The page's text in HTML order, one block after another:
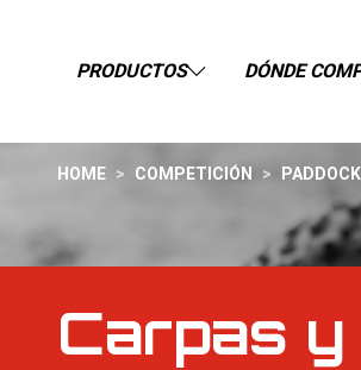
PRODUCTOS DÓNDE
HOME > COMPETICIÓN > PADDOCK
Carpas